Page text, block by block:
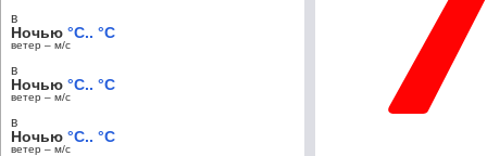
в
Ночью °C.. °C
ветер – м/c
в
Ночью °C.. °C
ветер – м/c
в
Ночью °C.. °C
ветер – м/c